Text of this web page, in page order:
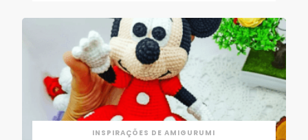
INSPIRAÇÕES DE AMIGURUMI